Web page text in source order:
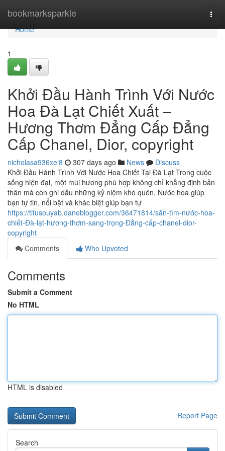
bookmarksparkle
Home
Home
1
Khởi Đầu Hành Trình Với Nước
Hoa Đà Lạt Chiết Xuất –
Hương Thơm Đẳng Cấp Đẳng
Cấp Chanel, Dior, copyright
nicholasa936xel8 307 days ago News
Discuss
Khởi Đầu Hành Trình Với Nước Hoa Chiết Tại Đà Lạt Trong cuộc
sống hiện đại, một mùi hương phù hợp không chỉ khẳng định bản
thân mà còn ghi dấu những kỷ niệm khó quên. Nước hoa giúp
bạn tự tin, nổi bật và khác biệt giúp bạn tự
https://titusouyab.daneblogger.com/36471814/săn-tìm-nước-hoa-
chiết-Đà-lạt-hương-thơm-sang-trọng-Đẳng-cấp-chanel-dior-
copyright
Comments
Who Upvoted
Comments
Submit a Comment
No HTML
HTML is disabled
Report Page
Search